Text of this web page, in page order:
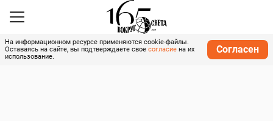
На информационном ресурсе применяются cookie-файлы.
Оставаясь на сайте, вы подтверждаете свое согласие на их
использование.
Согласен